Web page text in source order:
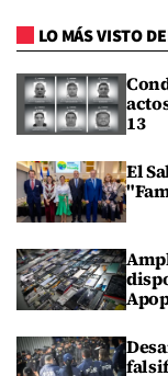
LO MÁS VISTO
13
El